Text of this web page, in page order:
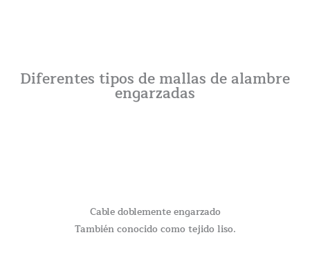
Diferentes tipos de mallas de alambre
engarzadas
Cable doblemente engarzado
También conocido como tejido liso.